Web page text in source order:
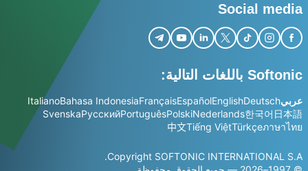
Social media
Softonic باللغات التالية:
عربيDeutsch
English
Español
Français
Bahasa Indonesia
Italiano
日本語
한국어
Nederlands
Polski
Português
Русский
Svenska
ภาษาไทย
Türkçe
Tiếng Việt
中文
Copyright SOFTONIC INTERNATIONAL S.A.